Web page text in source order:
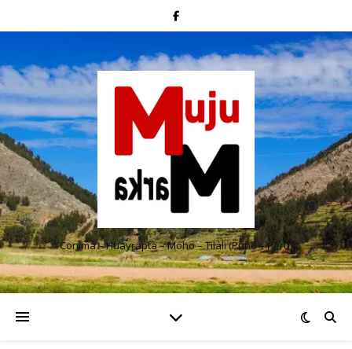
Conima – Huayrapta – Moho – Tilali (Puno – Perú)